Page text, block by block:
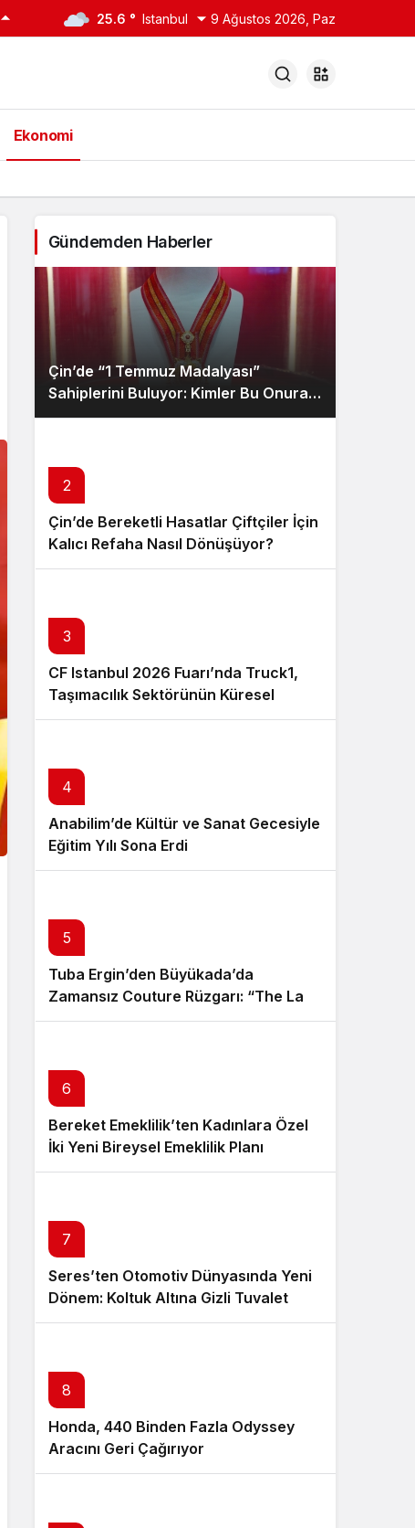
25.6 ° Istanbul 9 Ağustos 2026, Paz
Ekonomi
Gündemden Haberler
Çin’de “1 Temmuz Madalyası”
Sahiplerini Buluyor: Kimler Bu Onura
Layık Görüldü?
2
Çin’de Bereketli Hasatlar Çiftçiler İçin
Kalıcı Refaha Nasıl Dönüşüyor?
3
CF Istanbul 2026 Fuarı’nda Truck1,
Taşımacılık Sektörünün Küresel
Tedarik Zincirini Dijital Platformuyla
4
Anabilim’de Kültür ve Sanat Gecesiyle
Eğitim Yılı Sona Erdi
5
Tuba Ergin’den Büyükada’da
Zamansız Couture Rüzgarı: “The Last
Empress” Koleksiyonu Tanıtıldı
6
Bereket Emeklilik’ten Kadınlara Özel
İki Yeni Bireysel Emeklilik Planı
7
Seres’ten Otomotiv Dünyasında Yeni
Dönem: Koltuk Altına Gizli Tuvalet
Patenti
8
Honda, 440 Binden Fazla Odyssey
Aracını Geri Çağırıyor